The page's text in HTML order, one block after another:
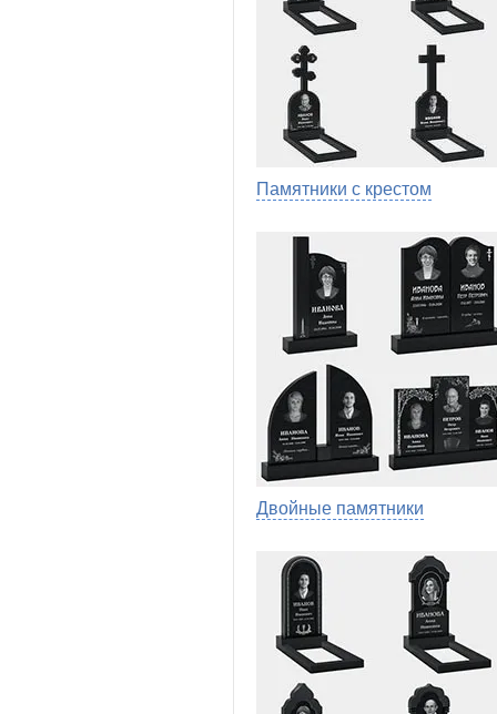
Памятники с крестом
Двойные памятники